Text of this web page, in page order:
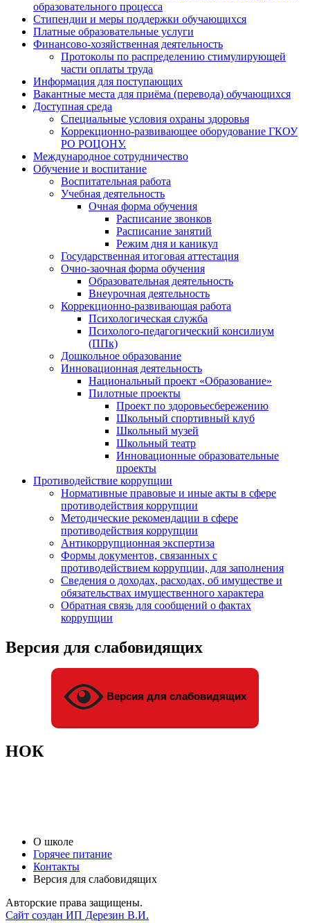
образовательного процесса
Стипендии и меры поддержки обучающихся
Платные образовательные услуги
Финансово-хозяйственная деятельность
Протоколы по распределению стимулирующей
части оплаты труда
Информация для поступающих
Вакантные места для приёма (перевода) обучающихся
Доступная среда
Специальные условия охраны здоровья
Коррекционно-развивающее оборудование ГКОУ
РО РОЦОНУ.
Международное сотрудничество
Обучение и воспитание
Воспитательная работа
Учебная деятельность
Очная форма обучения
Расписание звонков
Расписание занятий
Режим дня и каникул
Государственная итоговая аттестация
Очно-заочная форма обучения
Образовательная деятельность
Внеурочная деятельность
Коррекционно-развивающая работа
Психологическая служба
Психолого-педагогический консилиум
(ППк)
Дошкольное образование
Инновационная деятельность
Национальный проект «Образование»
Пилотные проекты
Проект по здоровьесбережению
Школьный спортивный клуб
Школьный музей
Школьный театр
Инновационные образовательные
проекты
Противодействие коррупции
Нормативные правовые и иные акты в сфере
противодействия коррупции
Методические рекомендации в сфере
противодействия коррупции
Антикоррупционная экспертиза
Формы документов, связанных с
противодействием коррупции, для заполнения
Сведения о доходах, расходах, об имуществе и
обязательствах имущественного характера
Обратная связь для сообщений о фактах
коррупции
Версия для слабовидящих
Версия для слабовидящих
НОК
О школе
Горячее питание
Контакты
Версия для слабовидящих
Авторские права защищены.
Сайт создан ИП Дерезин В.И.